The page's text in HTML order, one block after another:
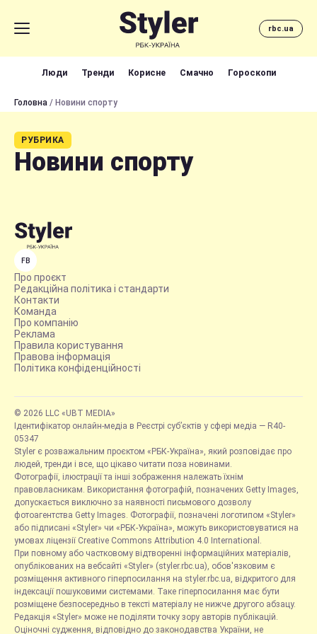
rbc.ua
Люди Тренди Корисне Смачно Гороскопи
Головна / Новини спорту
РУБРИКА
Новини спорту
FB
Про проєкт
Редакційна політика і стандарти
Контакти
Команда
Про компанію
Реклама
Правила користування
Правова інформація
Політика конфіденційності
© 2026 LLC «UBT MEDIA»
Ідентифікатор онлайн-медіа в Реєстрі суб’єктів у сфері медіа — R40-
05347
Styler є розважальним проєктом «РБК-Україна», який розповідає про
людей, тренди і все, що цікаво читати поза новинами.
Фотографії, ілюстрації та інші зображення належать їхнім
правовласникам. Використання фотографій, позначених Getty Images,
допускається виключно за наявності письмового дозволу
фотоагентства Getty Images. Фотографії, позначені логотипом «Styler»
або підписані «Styler» чи «РБК-Україна», можуть використовуватися на
умовах ліцензії Creative Commons Attribution 4.0 International.
При повному або частковому відтворенні інформаційних матеріалів,
опублікованих на вебсайті «Styler» (styler.rbc.ua), обов'язковим є
розміщення активного гіперпосилання на styler.rbc.ua, відкритого для
індексації пошуковими системами. Таке гіперпосилання має бути
розміщене безпосередньо в тексті матеріалу не нижче другого абзацу.
Редакція «Styler» може не поділяти точку зору авторів публікацій.
Оціночні судження, відповідно до законодавства України, не